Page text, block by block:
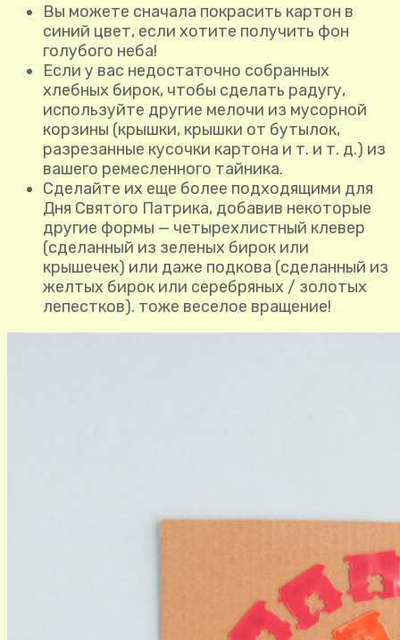
Вы можете сначала покрасить картон в
синий цвет, если хотите получить фон
голубого неба!
Если у вас недостаточно собранных
хлебных бирок, чтобы сделать радугу,
используйте другие мелочи из мусорной
корзины (крышки, крышки от бутылок,
разрезанные кусочки картона и т. и т. д.) из
вашего ремесленного тайника.
Сделайте их еще более подходящими для
Дня Святого Патрика, добавив некоторые
другие формы — четырехлистный клевер
(сделанный из зеленых бирок или
крышечек) или даже подкова (сделанный из
желтых бирок или серебряных / золотых
лепестков). тоже веселое вращение!